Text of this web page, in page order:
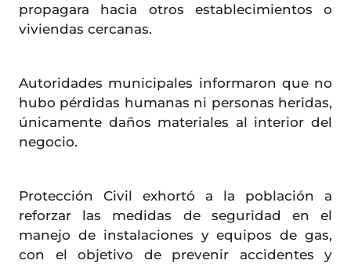
propagara hacia otros establecimientos o
viviendas cercanas.
Autoridades municipales informaron que no
hubo pérdidas humanas ni personas heridas,
únicamente daños materiales al interior del
negocio.
Protección Civil exhortó a la población a
reforzar las medidas de seguridad en el
manejo de instalaciones y equipos de gas,
con el objetivo de prevenir accidentes y